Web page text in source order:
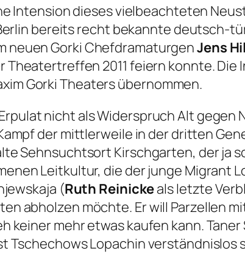
Intension dieses vielbeachteten
bereits recht bekannte deutsch-
neuen Gorki ChefdramaturgenJens
2011 feiern konnte. Die
Gorki Theaters übernommen.
nicht als Widerspruch Alt gegen
der mittlerweile in der dritten
Sehnsuchtsort Kirschgarten, der ja
Leitkultur, die der junge Migrant
(Ruth Reinickeals letzte
abholzen möchte. Er will Parzellen
mehr etwas kaufen kann.
Tschechows Lopachin verständnislos